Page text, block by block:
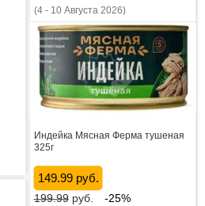
(4 - 10 Августа 2026)
Индейка Мясная Ферма тушеная
325г
149.99 руб.
199.99руб. -25%